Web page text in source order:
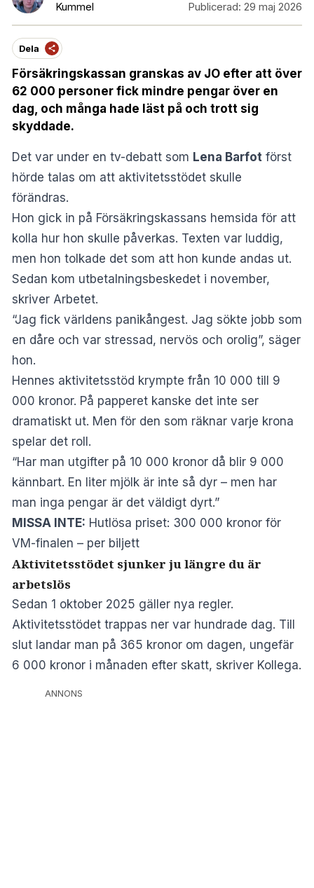
Kummel
Publicerad: 29 maj 2026
Dela
Försäkringskassan granskas av JO efter att över
62 000 personer fick mindre pengar över en
dag, och många hade läst på och trott sig
skyddade.
Det var under en tv-debatt som Lena Barfot först
hörde talas om att aktivitetsstödet skulle
förändras.
Hon gick in på Försäkringskassans hemsida för att
kolla hur hon skulle påverkas. Texten var luddig,
men hon tolkade det som att hon kunde andas ut.
Sedan kom utbetalningsbeskedet i november,
skriver Arbetet.
“Jag fick världens panikångest. Jag sökte jobb som
en dåre och var stressad, nervös och orolig”, säger
hon.
Hennes aktivitetsstöd krympte från 10 000 till 9
000 kronor. På papperet kanske det inte ser
dramatiskt ut. Men för den som räknar varje krona
spelar det roll.
“Har man utgifter på 10 000 kronor då blir 9 000
kännbart. En liter mjölk är inte så dyr – men har
man inga pengar är det väldigt dyrt.”
MISSA INTE: Hutlösa priset: 300 000 kronor för
VM-finalen – per biljett
Aktivitetsstödet sjunker ju längre du är
arbetslös
Sedan 1 oktober 2025 gäller nya regler.
Aktivitetsstödet trappas ner var hundrade dag. Till
slut landar man på 365 kronor om dagen, ungefär
6 000 kronor i månaden efter skatt, skriver Kollega.
ANNONS